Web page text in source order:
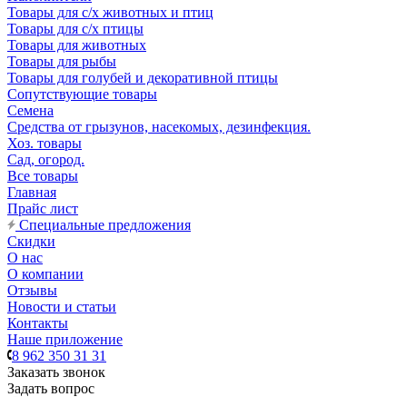
Товары для с/х животных и птиц
Товары для с/х птицы
Товары для животных
Товары для рыбы
Товары для голубей и декоративной птицы
Сопутствующие товары
Семена
Средства от грызунов, насекомых, дезинфекция.
Хоз. товары
Сад, огород.
Все товары
Главная
Прайс лист
Специальные предложения
Скидки
О нас
О компании
Отзывы
Новости и статьи
Контакты
Наше приложение
8 962 350 31 31
Заказать звонок
Задать вопрос